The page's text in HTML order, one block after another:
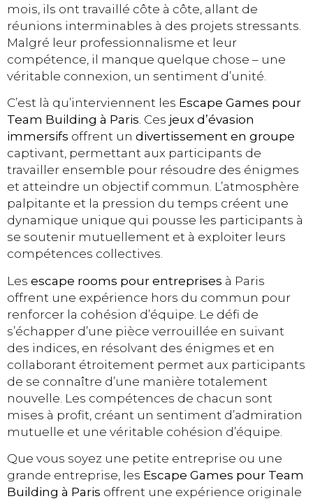
mois, ils ont travaillé côte à côte, allant de
réunions interminables à des projets stressants.
Malgré leur professionnalisme et leur
compétence, il manque quelque chose – une
véritable connexion, un sentiment d’unité.
C’est là qu’interviennent les Escape Games pour
Team Building à Paris. Ces jeux d’évasion
immersifs offrent un divertissement en groupe
captivant, permettant aux participants de
travailler ensemble pour résoudre des énigmes
et atteindre un objectif commun. L’atmosphère
palpitante et la pression du temps créent une
dynamique unique qui pousse les participants à
se soutenir mutuellement et à exploiter leurs
compétences collectives.
Les escape rooms pour entreprises à Paris
offrent une expérience hors du commun pour
renforcer la cohésion d’équipe. Le défi de
s’échapper d’une pièce verrouillée en suivant
des indices, en résolvant des énigmes et en
collaborant étroitement permet aux participants
de se connaître d’une manière totalement
nouvelle. Les compétences de chacun sont
mises à profit, créant un sentiment d’admiration
mutuelle et une véritable cohésion d’équipe.
Que vous soyez une petite entreprise ou une
grande entreprise, les Escape Games pour Team
Building à Paris offrent une expérience originale